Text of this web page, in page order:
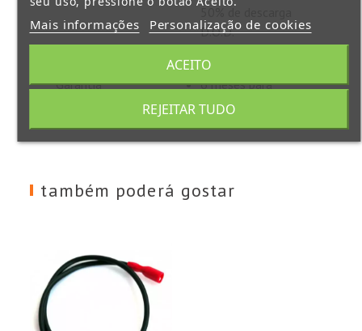
D.O.D.
Garantia
6 meses para
defeitos de fabrico
também poderá gostar
Mais informações Personalização de cookies
REJEITAR TUDO
ACEITO